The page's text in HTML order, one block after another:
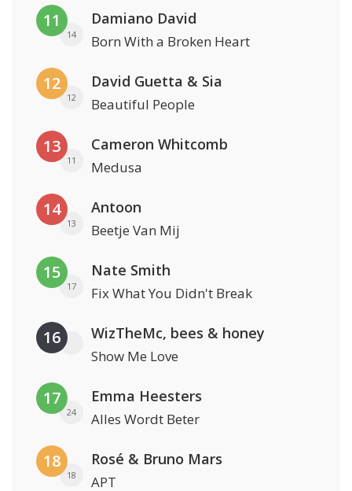
11
14
Damiano David
Born With a Broken Heart
12
12
David Guetta & Sia
Beautiful People
13
11
Cameron Whitcomb
Medusa
14
13
Antoon
Beetje Van Mij
15
17
Nate Smith
Fix What You Didn't Break
16 WizTheMc, bees & honey
Show Me Love
17
24
Emma Heesters
Alles Wordt Beter
18
18
Rosé & Bruno Mars
APT